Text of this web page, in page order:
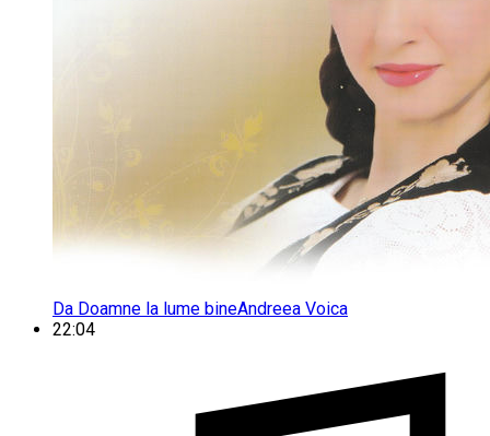
Da Doamne la lume bineAndreea Voica
22:04